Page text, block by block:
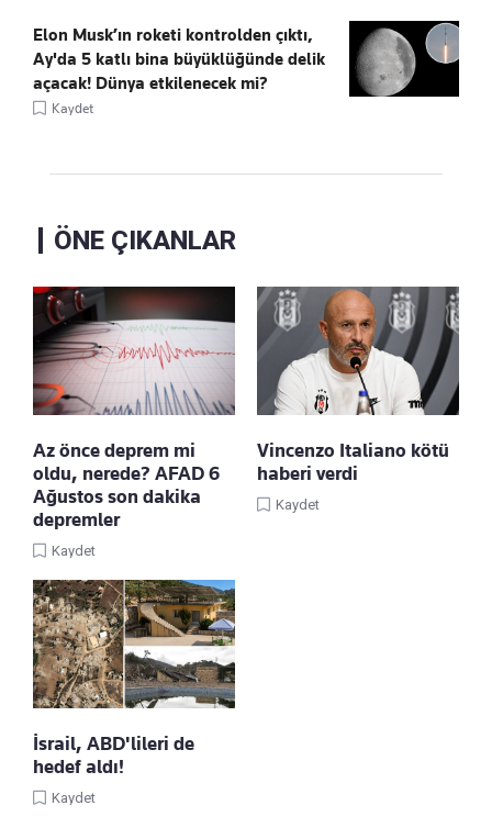
Elon Musk’ın roketi kontrolden çıktı,
Ay'da 5 katlı bina büyüklüğünde delik
açacak! Dünya etkilenecek mi?
Kaydet
ÖNE ÇIKANLAR
Az önce deprem mi
oldu, nerede? AFAD 6
Ağustos son dakika
depremler
Kaydet
Vincenzo Italiano kötü
haberi verdi
Kaydet
İsrail, ABD'lileri de
hedef aldı!
Kaydet